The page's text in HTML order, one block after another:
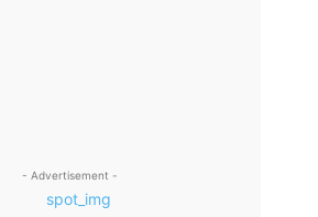
- Advertisement -